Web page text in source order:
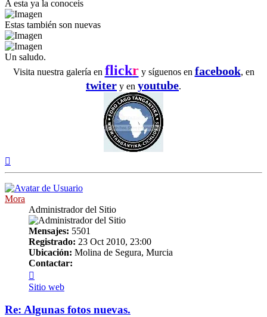
A esta ya la conoceis
Estas también son nuevas
Un saludo.
Visita nuestra galería en flickry síguenos en facebook, en
twiter y en youtube.
Mora
Administrador del Sitio
Mensajes: 5501
Registrado: 23 Oct 2010, 23:00
Ubicación: Molina de Segura, Murcia
Contactar:
Mora
Sitio web
Re: Algunas fotos nuevas.